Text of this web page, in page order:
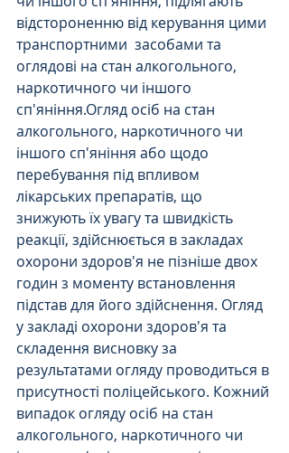
відстороненню від керування цими
транспортними  засобами та
оглядові на стан алкогольного,
наркотичного чи іншого
сп'яніння.Огляд осіб на стан
алкогольного, наркотичного чи
іншого сп'яніння або щодо
перебування під впливом
лікарських препаратів, що
знижують їх увагу та швидкість
реакції, здійснюється в закладах
охорони здоров'я не пізніше двох
годин з моменту встановлення
підстав для його здійснення. Огляд
у закладі охорони здоров'я та
складення висновку за
результатами огляду проводиться в
присутності поліцейського. Кожний
випадок огляду осіб на стан
алкогольного, наркотичного чи